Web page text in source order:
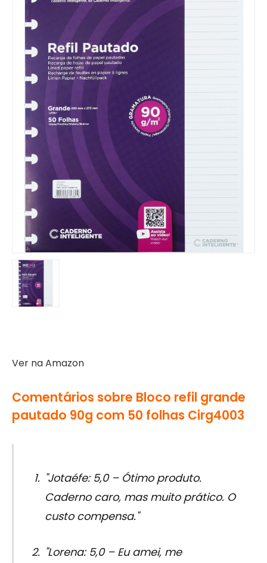
Ver na Amazon
Comentários sobre Bloco refil grande
pautado 90g com 50 folhas Cirg4003
"Jotaéfe: 5,0 – Ótimo produto.
Caderno caro, mas muito prático. O
custo compensa."
"Lorena: 5,0 – Eu amei, me